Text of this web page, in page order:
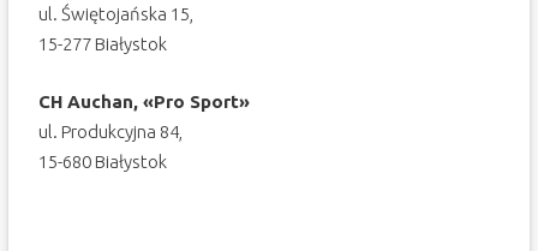
ul. Świętojańska 15,
15-277 Białystok
CH Auchan, «Pro Sport»
ul. Produkcyjna 84,
15-680 Białystok